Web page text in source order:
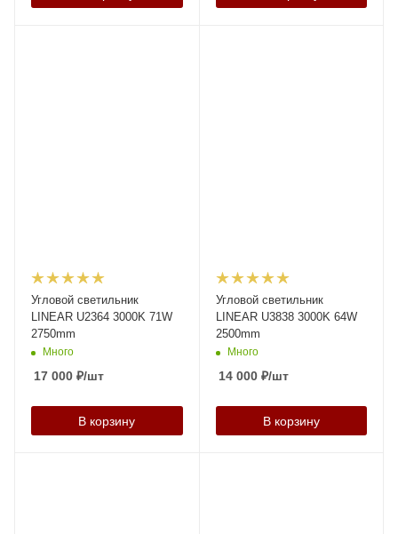
Угловой светильник
LINEAR U2364 3000K 71W
2750mm
Много
17 000 ₽/шт
В корзину
Угловой светильник
LINEAR U3838 3000K 64W
2500mm
Много
14 000₽/шт
В корзину